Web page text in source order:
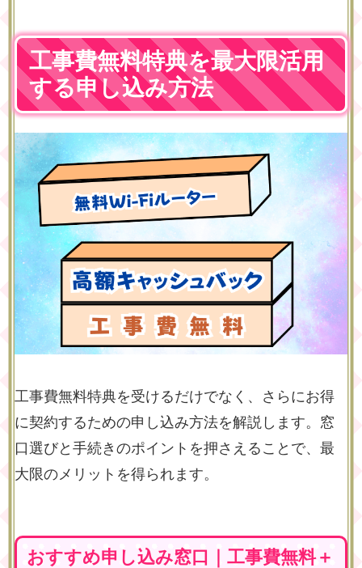
工事費無料特典を最大限活用
する申し込み方法
工事費無料特典を受けるだけでなく、さらにお得
に契約するための申し込み方法を解説します。窓
口選びと手続きのポイントを押さえることで、最
大限のメリットを得られます。
おすすめ申し込み窓口｜工事費無料＋